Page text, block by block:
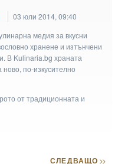
03 юли 2014, 09:40
медия за вкусни
хранене и изтънчени
В Kulinaria.bg храната
по-изкусително
от традиционната и
СЛЕДВАЩО>>